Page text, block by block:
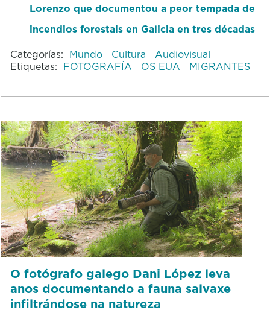
Lorenzo que documentou a peor tempada de
incendios forestais en Galicia en tres décadas
Categorías: Mundo Cultura
Audiovisual
Etiquetas: FOTOGRAFÍA OS EUA MIGRANTES
O fotógrafo galego Dani López leva
anos documentando a fauna salvaxe
infiltrándose na natureza